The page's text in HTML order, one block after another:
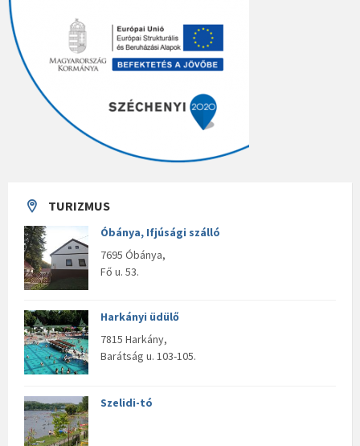
TURIZMUS
Óbánya, Ifjúsági szálló
7695 Óbánya,
Fő u. 53.
Harkányi üdülő
7815 Harkány,
Barátság u. 103-105.
Szelidi-tó